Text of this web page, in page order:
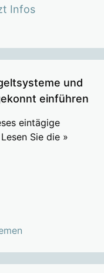
Infos
und
einführen
eintägige
Sie die »